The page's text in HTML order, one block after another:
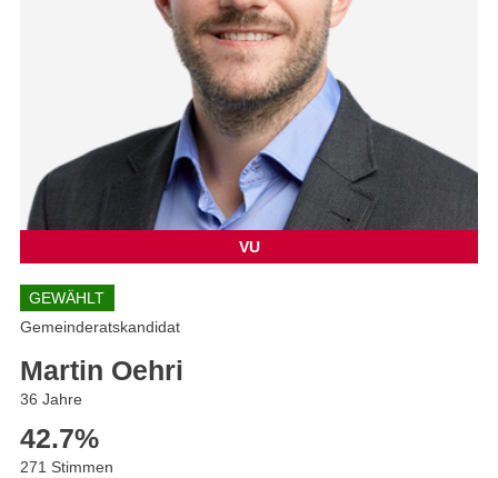
VU
GEWÄHLT
Gemeinderatskandidat
Martin Oehri
36 Jahre
42.7%
271 Stimmen